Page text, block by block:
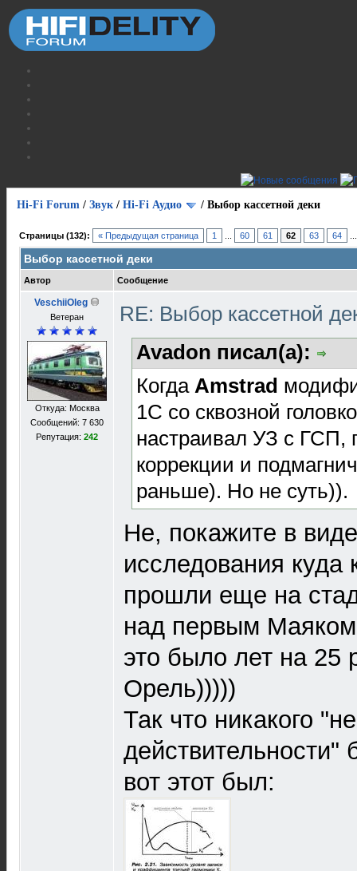
Hi-Fi Forum / Звук / Hi-Fi Аудио / Выбор кассетной деки
Страницы (132): « Предыдущая страница 1 60 61 62 63 64
Выбор кассетной деки
Автор Сообщение
VeschiiOleg
Ветеран
Откуда: Москва
Сообщений: 7 630
Репутация: 242
RE: Выбор кассетной
Avadon писал(а):
Когда Amstrad
1С со сквозной
настраивал УЗ с ГСП,
коррекции и
раньше). Но не суть)).
Не, покажите в
исследования куда
прошли еще на
над первым
это было лет на 25
Орель)))))
Так что никакого
вот этот был: